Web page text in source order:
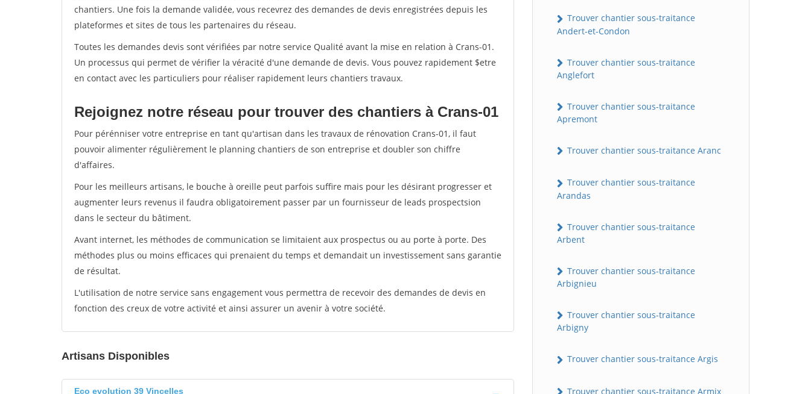
chantiers. Une fois la demande validée, vous recevrez des demandes de devis enregistrées depuis les
plateformes et sites de tous les partenaires du réseau.
Toutes les demandes devis sont vérifiées par notre service Qualité avant la mise en relation à Crans-01.
Un processus qui permet de vérifier la véracité d'une demande de devis. Vous pouvez rapidement $etre
en contact avec les particuliers pour réaliser rapidement leurs chantiers travaux.
Rejoignez notre réseau pour trouver des chantiers à Crans-01
Pour pérénniser votre entreprise en tant qu'artisan dans les travaux de rénovation Crans-01, il faut
pouvoir alimenter régulièrement le planning chantiers de son entreprise et doubler son chiffre
d'affaires.
Pour les meilleurs artisans, le bouche à oreille peut parfois suffire mais pour les désirant progresser et
augmenter leurs revenus il faudra obligatoirement passer par un fournisseur de leads prospectsion
dans le secteur du bâtiment.
Avant internet, les méthodes de communication se limitaient aux prospectus ou au porte à porte. Des
méthodes plus ou moins efficaces qui prenaient du temps et demandait un investissement sans garantie
de résultat.
L'utilisation de notre service sans engagement vous permettra de recevoir des demandes de devis en
fonction des creux de votre activité et ainsi assurer un avenir à votre société.
Artisans Disponibles
Eco evolution 39 Vincelles
Trouver chantier sous-traitance
Andert-et-Condon
Trouver chantier sous-traitance
Anglefort
Trouver chantier sous-traitance
Apremont
Trouver chantier sous-traitance Aranc
Trouver chantier sous-traitance
Arandas
Trouver chantier sous-traitance
Arbent
Trouver chantier sous-traitance
Arbignieu
Trouver chantier sous-traitance
Arbigny
Trouver chantier sous-traitance Argis
Trouver chantier sous-traitance Armix